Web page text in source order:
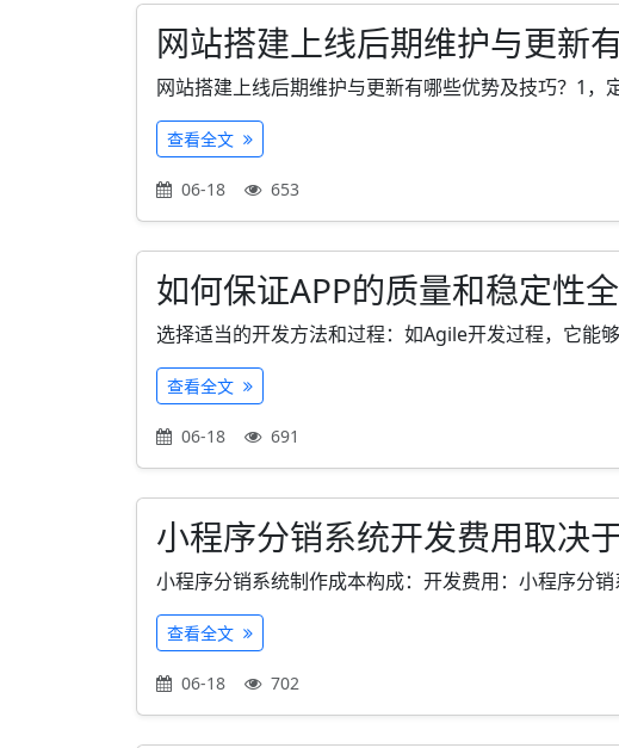
网站搭建上线后期维护与更新
网站搭建上线后期维护与更新有哪些优势及技巧？1
查看全文
06-18 653
如何保证APP的质量和稳定性
选择适当的开发方法和过程：如Agile开发过程，它能
查看全文
06-18 691
小程序分销系统开发费用取决
小程序分销系统制作成本构成：开发费用：小程序分
查看全文
06-18 702